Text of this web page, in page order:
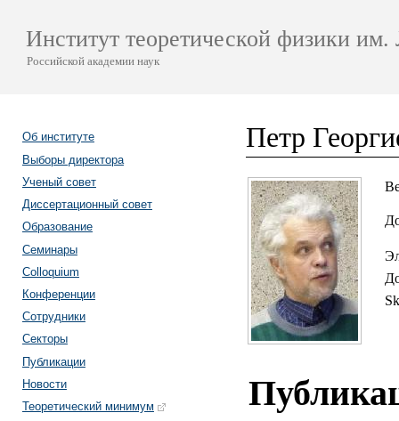
Институт теоретической физики
Российской академии наук
Об институте
Выборы директора
Ученый совет
Диссертационный совет
Образование
Семинары
Colloquium
Конференции
Сотрудники
Секторы
Публикации
Новости
Теоретический минимум
Петр